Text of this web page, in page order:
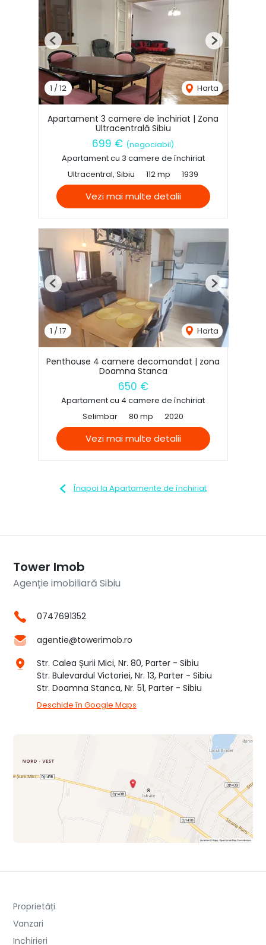
1 /12 Harta
Previous Next
Apartament 3 camere de închiriat | Zona
Ultracentrală Sibiu
699 € (negociabil)
Apartament cu 3 camere de închiriat
Ultracentral, Sibiu
112 mp 1939
Vezi mai multe detalii
1 /17 Harta
Previous Next
Penthouse 4 camere decomandat | zona
Doamna Stanca
650 €
Apartament cu 4 camere de închiriat
Selimbar
80 mp 2020
Vezi mai multe detalii
Înapoi la Apartamente de închiriat
Tower Imob
Agenție imobiliară Sibiu
0747691352
agentie@towerimob.ro
Str. Calea Șurii Mici, Nr. 80, Parter - Sibiu
Str. Bulevardul Victoriei, Nr. 13, Parter - Sibiu
Str. Doamna Stanca, Nr. 51, Parter - Sibiu
Deschide în Google Maps
Proprietăți
Vanzari
Inchirieri